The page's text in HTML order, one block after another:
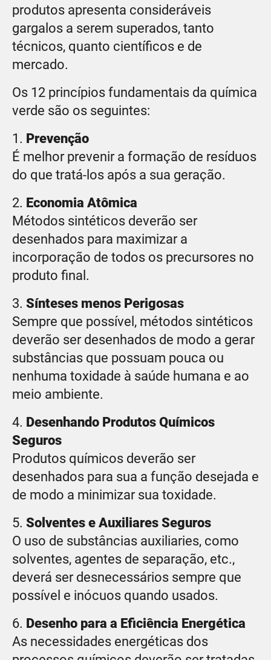
produtos apresenta consideráveis
gargalos a serem superados, tanto
técnicos, quanto científicos e de
mercado.
Os 12 princípios fundamentais da química
verde são os seguintes:
1. Prevenção
É melhor prevenir a formação de resíduos
do que tratá-los após a sua geração.
2. Economia Atômica
Métodos sintéticos deverão ser
desenhados para maximizar a
incorporação de todos os precursores no
produto final.
3. Sínteses menos Perigosas
Sempre que possível, métodos sintéticos
deverão ser desenhados de modo a gerar
substâncias que possuam pouca ou
nenhuma toxidade à saúde humana e ao
meio ambiente.
4. Desenhando Produtos Químicos
Seguros
Produtos químicos deverão ser
desenhados para sua a função desejada e
de modo a minimizar sua toxidade.
5. Solventes e Auxiliares Seguros
O uso de substâncias auxiliaries, como
solventes, agentes de separação, etc.,
deverá ser desnecessários sempre que
possível e inócuos quando usados.
6. Desenho para a Eficiência Energética
As necessidades energéticas dos